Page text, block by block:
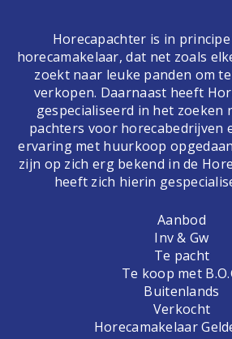
Horecapachter is in
horecamakelaar, dat net zoals
zoekt naar leuke panden om
verkopen. Daarnaast heeft
gespecialiseerd in het zoeken
pachters voor horecabedrijven
ervaring met huurkoop
zijn op zich erg bekend in de
heeft zich hierin
Aanbod
Inv & Gw
Te pacht
Te koop met
Buitenlands
Verkocht
Horecamakelaar